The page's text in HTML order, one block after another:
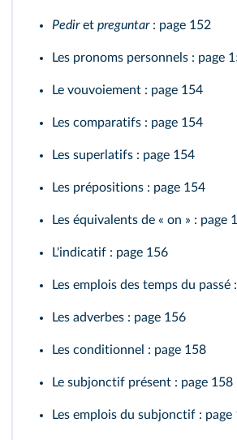
Pediret preguntar : page 152
Les pronoms personnels : page
Le vouvoiement : page 154
Les comparatifs : page 154
Les superlatifs : page 154
Les prépositions : page 154
Les équivalents de « on » : page
L'indicatif : page 156
Les emplois des temps du passé
Les adverbes : page 156
Les conditionnel : page 158
Le subjonctif présent : page 158
Les emplois du subjonctif : page